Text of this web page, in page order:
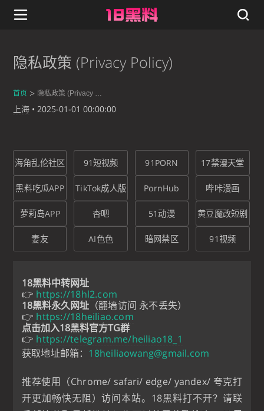
隐私政策 (Privacy Policy)
首页
上海 • 2025-01-01 00:00:00
海角乱伦社区 91短视频 91PORN 17禁漫天堂
黑料吃瓜APP TikTok成人版 PornHub 哔咔漫画
萝莉岛APP 杏吧 51动漫 黄豆魔改短剧
妻友 AI色色 暗网禁区 91视频
18黑料中转网址
👉 https://18hl2.com
18黑料永久网址 （翻墙访问 永不丢失）
👉 https://18heiliao.com
点击加入18黑料官方TG群
👉 https://telegram.me/heiliao18_1
获取地址邮箱： 18heiliaowang@gmail.com
推荐使用（Chrome/ safari/ edge/ yandex/ 夸克打
开更加畅快无阻）访问本站。18黑料打不开？请联